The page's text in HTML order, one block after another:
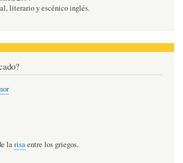
literario y escénico inglés.
larisaentre los griegos.